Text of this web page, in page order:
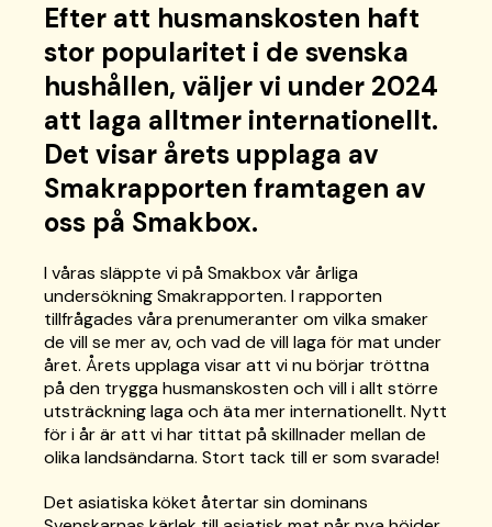
Efter att husmanskosten haft
stor popularitet i de svenska
hushållen, väljer vi under 2024
att laga alltmer internationellt.
Det visar årets upplaga av
Smakrapporten framtagen av
oss på Smakbox.
I våras släppte vi på Smakbox vår årliga
undersökning Smakrapporten. I rapporten
tillfrågades våra prenumeranter om vilka smaker
de vill se mer av, och vad de vill laga för mat under
året. Årets upplaga visar att vi nu börjar tröttna
på den trygga husmanskosten och vill i allt större
utsträckning laga och äta mer internationellt. Nytt
för i år är att vi har tittat på skillnader mellan de
olika landsändarna. Stort tack till er som svarade!
Det asiatiska köket återtar sin dominans